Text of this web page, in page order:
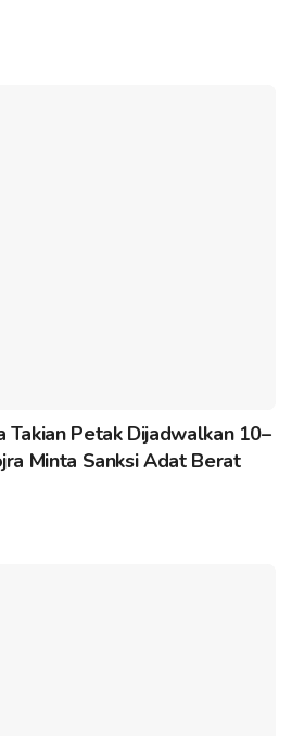
Takian Petak Dijadwalkan 10–
Minta Sanksi Adat Berat